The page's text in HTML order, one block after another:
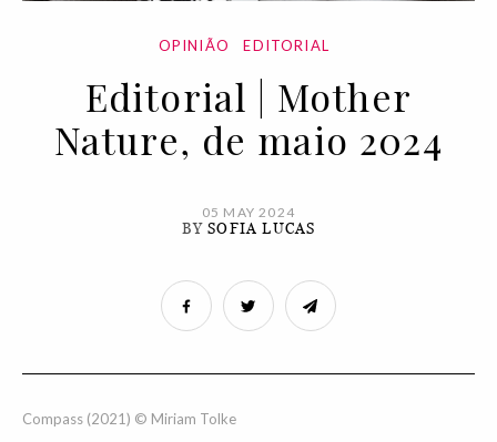
OPINIÃO EDITORIAL
Editorial | Mother
Nature, de maio 2024
05 MAY 2024
BYSOFIA LUCAS
Compass (2021) © Miriam Tolke